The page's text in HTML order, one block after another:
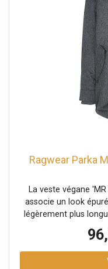
bon maintien Ourlet
dos Poches à
poches zippées
Coupe droite Nom de
Ragwear Parka
La veste végane
associe un look
légèrement plus
capuche montante
poches à rabat
fermeture éclair, une
de label typiques